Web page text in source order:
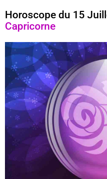
Horoscope du 15
Capricorne